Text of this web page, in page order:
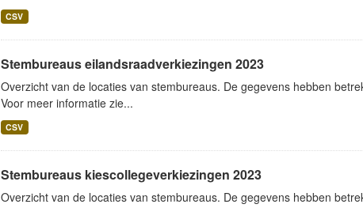
CSV
Stembureaus eilandsraadverkiezingen 2023
Overzicht van de locaties van stembureaus. De gegevens hebben
Voor meer informatie zie...
CSV
Stembureaus kiescollegeverkiezingen 2023
Overzicht van de locaties van stembureaus. De gegevens hebben